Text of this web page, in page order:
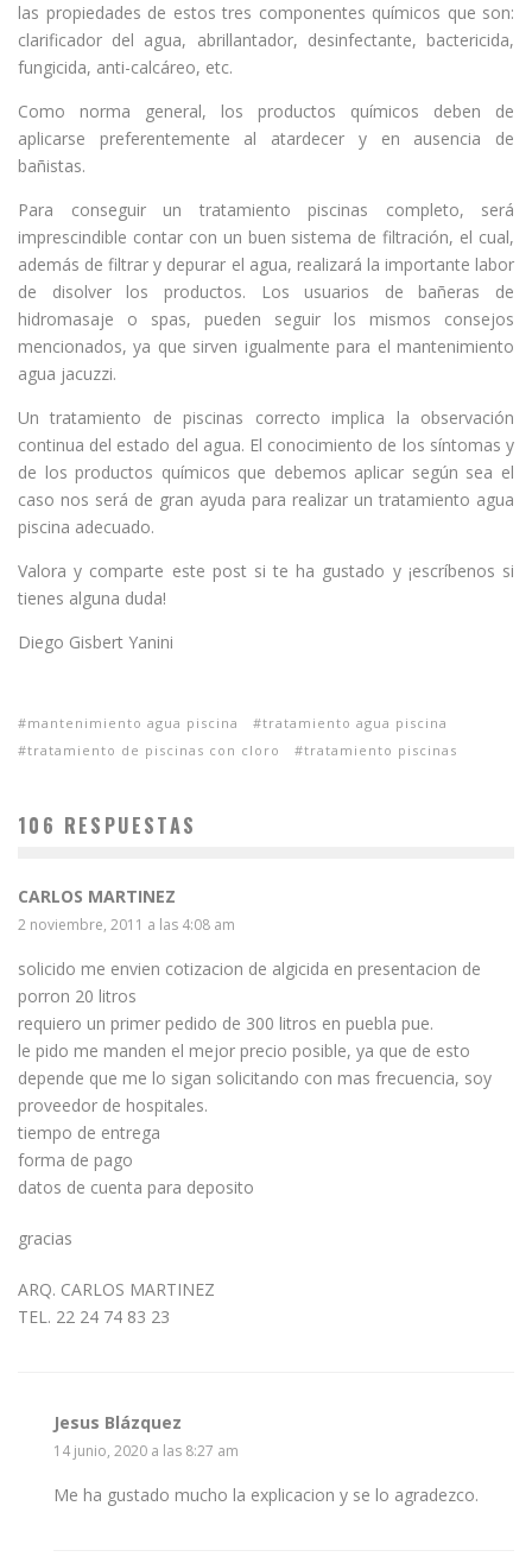
las propiedades de estos tres componentes químicos que son:
clarificador del agua, abrillantador, desinfectante, bactericida,
fungicida, anti-calcáreo, etc.
Como norma general, los productos químicos deben de
aplicarse preferentemente al atardecer y en ausencia de
bañistas.
Para conseguir un tratamiento piscinas completo, será
imprescindible contar con un buen sistema de filtración, el cual,
además de filtrar y depurar el agua, realizará la importante labor
de disolver los productos. Los usuarios de bañeras de
hidromasaje o spas, pueden seguir los mismos consejos
mencionados, ya que sirven igualmente para el mantenimiento
agua jacuzzi.
Un tratamiento de piscinas correcto implica la observación
continua del estado del agua. El conocimiento de los síntomas y
de los productos químicos que debemos aplicar según sea el
caso nos será de gran ayuda para realizar un tratamiento agua
piscina adecuado.
Valora y comparte este post si te ha gustado y ¡escríbenos si
tienes alguna duda!
Diego Gisbert Yanini
mantenimiento agua piscina
tratamiento agua piscina
tratamiento de piscinas con cloro
tratamiento piscinas
106 RESPUESTAS
CARLOS MARTINEZ
2 noviembre, 2011 a las 4:08 am
solicido me envien cotizacion de algicida en presentacion de
porron 20 litros
requiero un primer pedido de 300 litros en puebla pue.
le pido me manden el mejor precio posible, ya que de esto
depende que me lo sigan solicitando con mas frecuencia, soy
proveedor de hospitales.
tiempo de entrega
forma de pago
datos de cuenta para deposito
gracias
ARQ. CARLOS MARTINEZ
TEL. 22 24 74 83 23
Jesus Blázquez
14 junio, 2020 a las 8:27 am
Me ha gustado mucho la explicacion y se lo agradezco.